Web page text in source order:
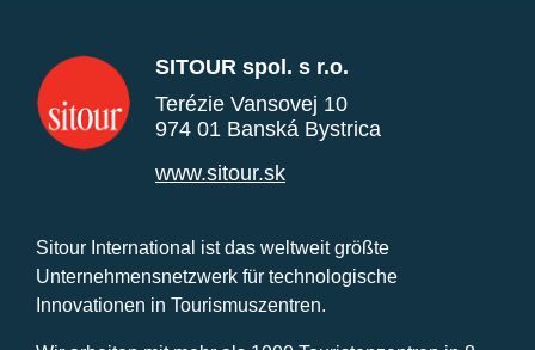
SITOUR spol. s r.o.
Terézie Vansovej 10
974 01 Banská Bystrica
www.sitour.sk
Sitour International ist das weltweit größte
Unternehmensnetzwerk für technologische
Innovationen in Tourismuszentren.